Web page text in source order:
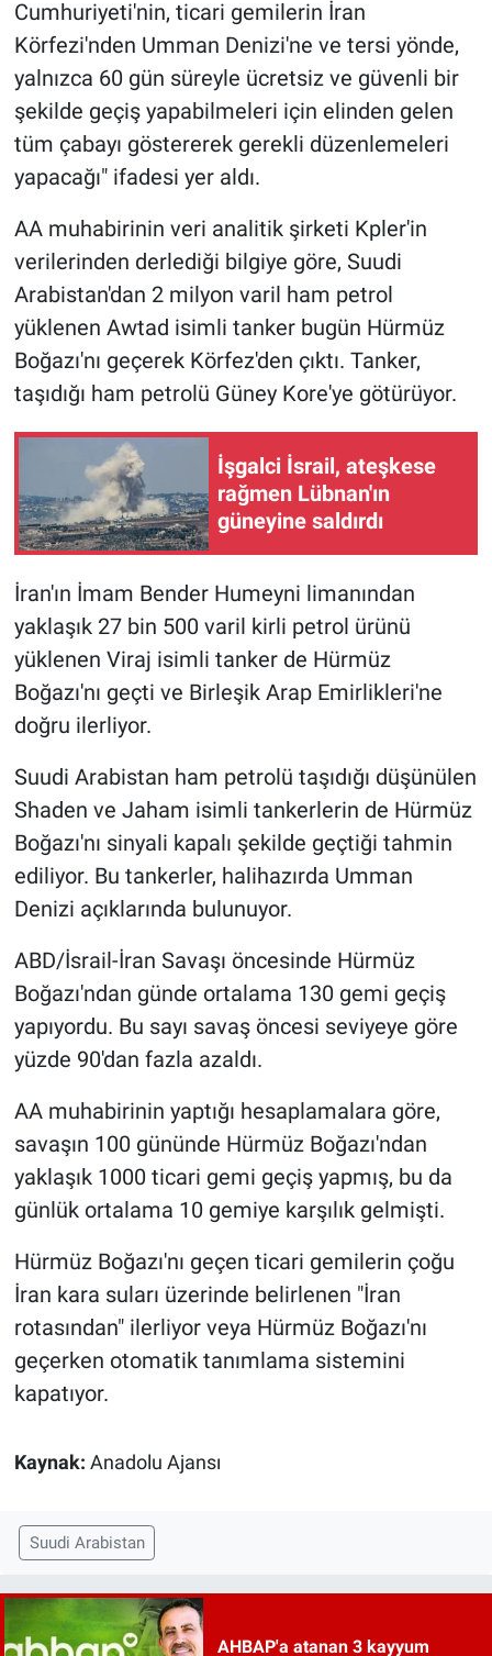
Cumhuriyeti'nin, ticari gemilerin İran
Körfezi'nden Umman Denizi'ne ve tersi yönde,
yalnızca 60 gün süreyle ücretsiz ve güvenli bir
şekilde geçiş yapabilmeleri için elinden gelen
tüm çabayı göstererek gerekli düzenlemeleri
yapacağı" ifadesi yer aldı.
AA muhabirinin veri analitik şirketi Kpler'in
verilerinden derlediği bilgiye göre, Suudi
Arabistan'dan 2 milyon varil ham petrol
yüklenen Awtad isimli tanker bugün Hürmüz
Boğazı'nı geçerek Körfez'den çıktı. Tanker,
taşıdığı ham petrolü Güney Kore'ye götürüyor.
İşgalci İsrail, ateşkese
rağmen Lübnan'ın
güneyine saldırdı
İran'ın İmam Bender Humeyni limanından
yaklaşık 27 bin 500 varil kirli petrol ürünü
yüklenen Viraj isimli tanker de Hürmüz
Boğazı'nı geçti ve Birleşik Arap Emirlikleri'ne
doğru ilerliyor.
Suudi Arabistan ham petrolü taşıdığı düşünülen
Shaden ve Jaham isimli tankerlerin de Hürmüz
Boğazı'nı sinyali kapalı şekilde geçtiği tahmin
ediliyor. Bu tankerler, halihazırda Umman
Denizi açıklarında bulunuyor.
ABD/İsrail-İran Savaşı öncesinde Hürmüz
Boğazı'ndan günde ortalama 130 gemi geçiş
yapıyordu. Bu sayı savaş öncesi seviyeye göre
yüzde 90'dan fazla azaldı.
AA muhabirinin yaptığı hesaplamalara göre,
savaşın 100 gününde Hürmüz Boğazı'ndan
yaklaşık 1000 ticari gemi geçiş yapmış, bu da
günlük ortalama 10 gemiye karşılık gelmişti.
Hürmüz Boğazı'nı geçen ticari gemilerin çoğu
İran kara suları üzerinde belirlenen "İran
rotasından" ilerliyor veya Hürmüz Boğazı'nı
geçerken otomatik tanımlama sistemini
kapatıyor.
Kaynak: Anadolu Ajansı
Suudi Arabistan
AHBAP'a atanan 3 kayyum